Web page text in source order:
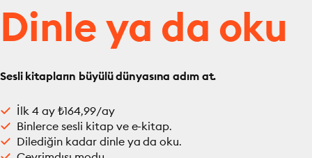
Dinle ya da oku
Sesli kitapların büyülü dünyasına adım at.
İlk 4 ay ₺164,99/ay
Binlerce sesli kitap ve e-kitap.
Dilediğin kadar dinle ya da oku.